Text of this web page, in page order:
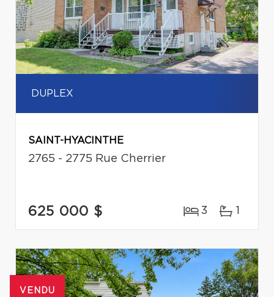
DUPLEX
SAINT-HYACINTHE
2765 - 2775 Rue Cherrier
625 000 $ 3 1
VENDU